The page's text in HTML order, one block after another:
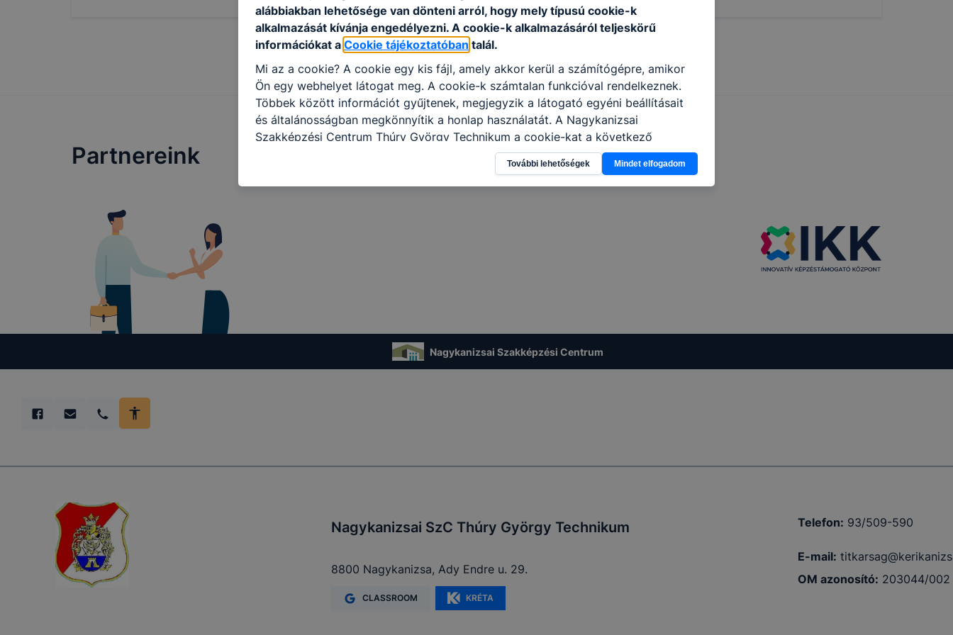
Partnereink
Nagykanizsai Szakképzési Centrum
Nagykanizsai SzC Thúry György Technikum
8800 Nagykanizsa, Ady Endre u. 29.
CLASSROOM KRÉTA
Telefon: 93/509-590
E-mail:
OM azonosító: 203044/002
alábbiakban lehetősége van dönteni arról, hogy mely típusú cookie-k
alkalmazását kívánja engedélyezni. A cookie-k alkalmazásáról teljeskörű
információkat a Cookie tájékoztatóban talál.
Mi az a cookie? A cookie egy kis fájl, amely akkor kerül a számítógépre, amikor
Ön egy webhelyet látogat meg. A cookie-k számtalan funkcióval rendelkeznek.
Többek között információt gyűjtenek, megjegyzik a látogató egyéni beállításait
és általánosságban megkönnyítik a honlap használatát. A Nagykanizsai
Szakképzési Centrum Thúry György Technikum a cookie-kat a következő
célokból használja: információ gyűjtése azzal kapcsolatban, hogyan használja Ön
a honlapot -annak felmérésével, hogy a honlap melyik részeit látogatja, vagy
használja leginkább, így megtudhatjuk, hogyan biztosítsunk Önnek még jobb
teljes körű használatára, vagy a honlap a tervezettől eltérően fog működni
További lehetőségek Mindet elfogadom